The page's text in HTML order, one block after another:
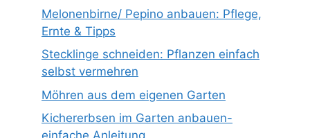
Melonenbirne/ Pepino anbauen: Pflege,
Ernte & Tipps
Stecklinge schneiden: Pflanzen einfach
selbst vermehren
Möhren aus dem eigenen Garten
Kichererbsen im Garten anbauen-